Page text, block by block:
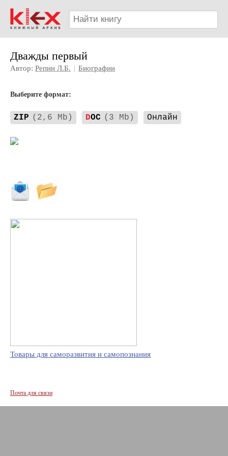
Дважды первый
Автор: Репин Л.Б. | Биографии
Выберите формат:
ZIP (2,6 Mb) DOC (3 Mb) Онлайн
Товары для саморазвития и самопознания
Почта для связи